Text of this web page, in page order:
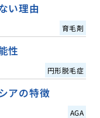
い理由
育毛剤
性
円形脱毛症
アの特徴
AGA